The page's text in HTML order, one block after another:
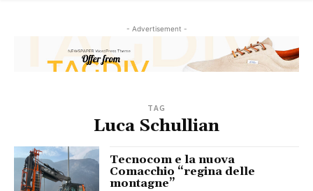
- Advertisement -
TAG
Luca Schullian
Tecnocom e la nuova
Comacchio “regina delle
montagne”